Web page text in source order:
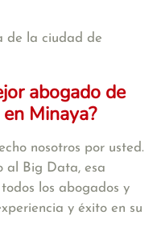
de la ciudad de
abogado de
Minaya?
nosotros por usted.
al Big Data, esa
los abogados y
y éxito en su